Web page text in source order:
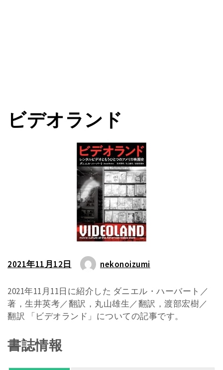
ビデオランド
2021年11月12日 nekonoizumi
2021年11月11日に紹介した ダニエル・ハーバート／
著，生井英考／翻訳，丸山雄生／翻訳，渡部宏樹／
翻訳 「ビデオランド」についての記事です。
書誌情報